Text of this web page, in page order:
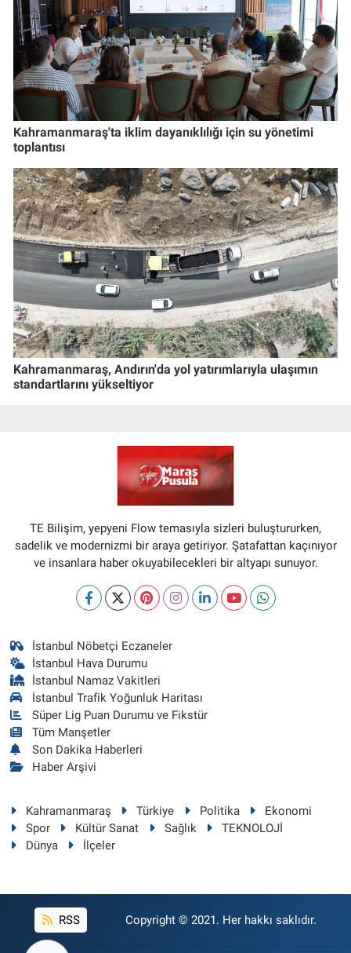
Kahramanmaraş'ta iklim dayanıklılığı için su yönetimi
toplantısı
Kahramanmaraş, Andırın'da yol yatırımlarıyla ulaşımın
standartlarını yükseltiyor
TE Bilişim, yepyeni Flow temasıyla sizleri buluştururken,
sadelik ve modernizmi bir araya getiriyor. Şatafattan kaçınıyor
ve insanlara haber okuyabilecekleri bir altyapı sunuyor.
İstanbul Nöbetçi Eczaneler
İstanbul Hava Durumu
İstanbul Namaz Vakitleri
İstanbul Trafik Yoğunluk Haritası
Süper Lig Puan Durumu ve Fikstür
Tüm Manşetler
Son Dakika Haberleri
Haber Arşivi
Kahramanmaraş Türkiye Politika
Ekonomi
Spor
Kültür Sanat Sağlık
TEKNOLOJİ
Dünya
İlçeler
RSS Copyright © 2021. Her hakkı saklıdır.